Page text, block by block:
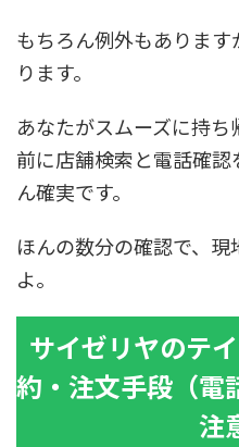
もちろん例外もありま
ります。
あなたがスムーズに持
前に店舗検索と電話確
ん確実です。
ほんの数分の確認で、
よ。
サイゼリヤのテ
約・注文手段（電
注